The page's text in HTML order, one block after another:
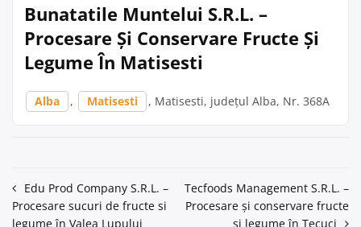
Bunatatile Muntelui S.R.L. –
Procesare Și Conservare Fructe Și
Legume În Matisesti
Alba , Matisesti , Matisesti, județul Alba, Nr. 368A
Navigare
în
Edu Prod Company S.R.L. –
Procesare sucuri de fructe si
legume în Valea Lupului
Tecfoods Management S.R.L. –
Procesare și conservare fructe
și legume în Tecuci